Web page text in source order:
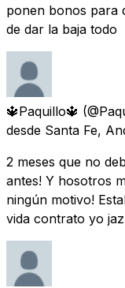
ponen bonos para
de dar la baja todo
🔱Paquillo🔱
desde Santa Fe,
2 meses que no
antes! Y hosotros
ningún motivo!
vida contrato yo